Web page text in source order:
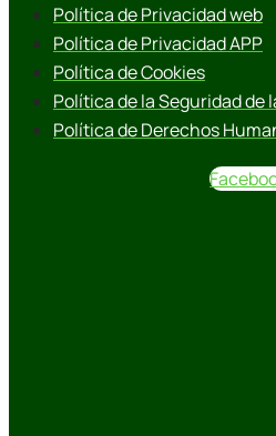
Política de Privacidad web
Política de Privacidad APP
Política de Cookies
Política de la Seguridad de
Política de Derechos